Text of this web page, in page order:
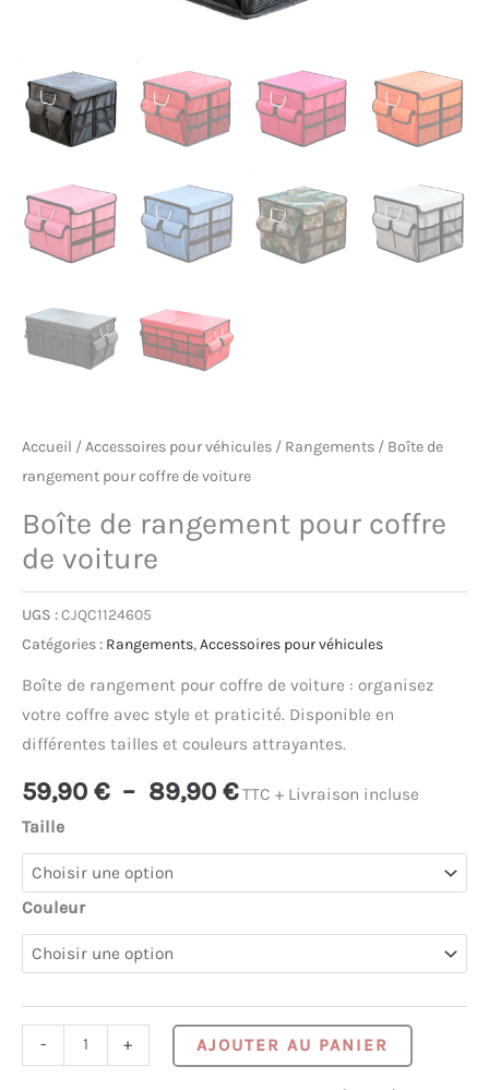
Accueil /Accessoires pour véhicules / Rangements / Boîte de
rangement pour coffre de voiture
Boîte de rangement pour coffre
de voiture
UGS :CJQC1124605
Catégories : Rangements,Accessoires pour véhicules
Boîte de rangement pour coffre de voiture : organisez
votre coffre avec style et praticité. Disponible en
différentes tailles et couleurs attrayantes.
59,90 € – 89,90 €Plage
prix :
89,90 €
TTC + Livraison incluse
Taille
Couleur
-
quantité
de
+ AJOUTER AU PANIER